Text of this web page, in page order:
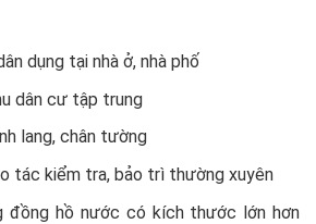
dụng tại nhà ở, nhà phố
dân cư tập trung
lang, chân tường
tác kiểm tra, bảo trì thường xuyên
đồng hồ nước có kích thước lớn hơn